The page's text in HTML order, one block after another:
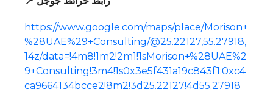
https://www.google.com/maps/place/Morison+
%28UAE%29+Consulting/@25.22127,55.27918,
14z/data=!4m8!1m2!2m1!1sMorison+%28UAE%2
9+Consulting!3m4!1s0x3e5f431a19c843f1:0xc4
ca9664134bcce2!8m2!3d25.22127!4d55.27918